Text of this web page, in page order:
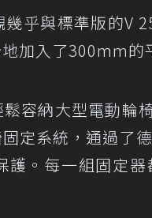
乎與標準版的V
加入了300mm的
容納大型電動輪
定系統，通過了
護。每一組固定